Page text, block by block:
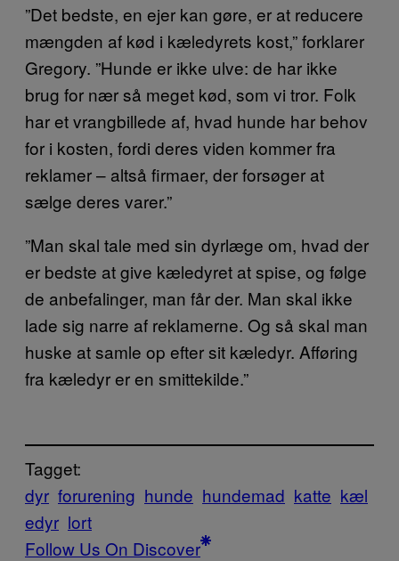
”Det bedste, en ejer kan gøre, er at reducere
mængden af kød i kæledyrets kost,” forklarer
Gregory. ”Hunde er ikke ulve: de har ikke
brug for nær så meget kød, som vi tror. Folk
har et vrangbillede af, hvad hunde har behov
for i kosten, fordi deres viden kommer fra
reklamer – altså firmaer, der forsøger at
sælge deres varer.”
”Man skal tale med sin dyrlæge om, hvad der
er bedste at give kæledyret at spise, og følge
de anbefalinger, man får der. Man skal ikke
lade sig narre af reklamerne. Og så skal man
huske at samle op efter sit kæledyr. Afføring
fra kæledyr er en smittekilde.”
Tagget:
dyr forurening hunde hundemad katte kæl
edyr lort
Follow Us On Discover